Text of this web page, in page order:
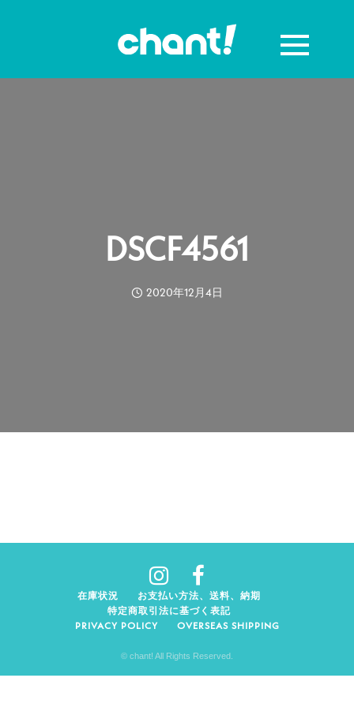
DSCF4561
2020年12月4日
在庫状況
お支払い方法、送料、納期
特定商取引法に基づく表記
PRIVACY POLICY
OVERSEAS SHIPPING
© chant! All Rights Reserved.